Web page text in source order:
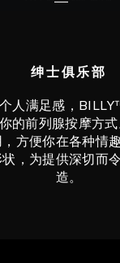
绅士俱乐部
人满足感，
的前列腺按摩方
方便你在各种情
，为提供深切而
造。